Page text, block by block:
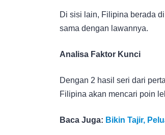
Di sisi lain, Filipina berada
sama dengan lawannya.
Analisa Faktor Kunci
Dengan 2 hasil seri dari
Filipina akan mencari poin
Baca Juga: Bikin Tajir,